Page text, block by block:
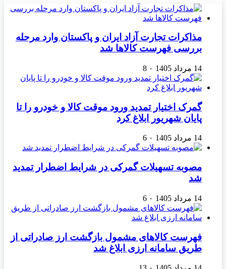
مذاکرات تجارت آزاد ایران و پاکستان وارد مرحله
بررسی فهرست کالاها شد
14 مرداد 1405 ۰ 8
گمرک اختیار تمدید ورود موقت کالا و خودرو را تا
پایان شهریور ابلاغ کرد
14 مرداد 1405 ۰ 6
مصوبه تسهیلات گمرکی در شرایط اضطرار تمدید
شد
14 مرداد 1405 ۰ 6
فهرست کالاهای مشمول بازگشت ارز صادراتی از
طریق سامانه ارزی ابلاغ شد